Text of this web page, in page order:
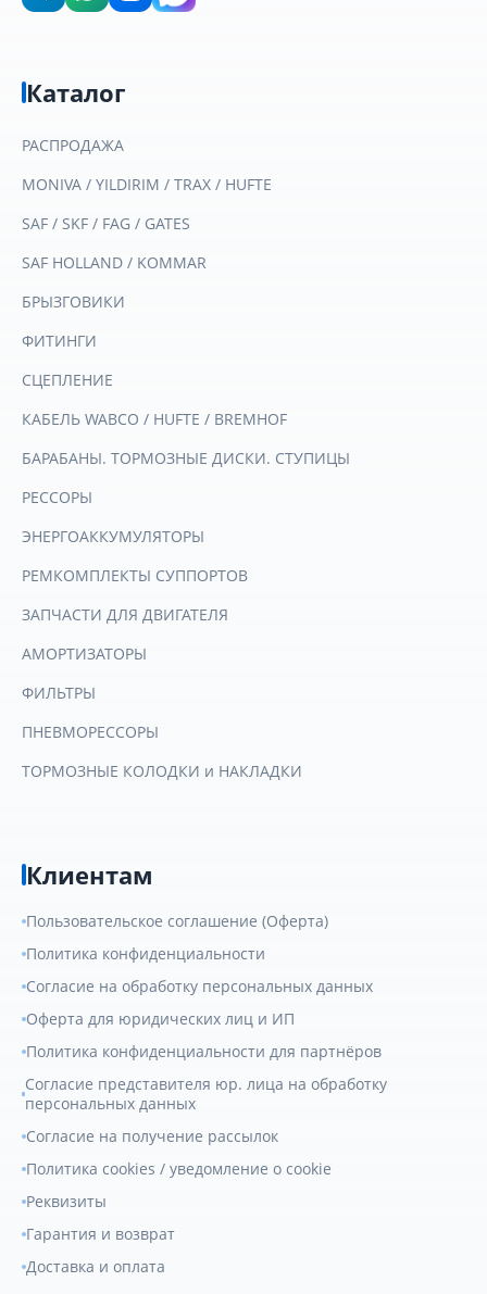
Каталог
РАСПРОДАЖА
MONIVA / YILDIRIM / TRAX / HUFTE
SAF / SKF / FAG / GATES
SAF HOLLAND / KOMMAR
БРЫЗГОВИКИ
ФИТИНГИ
СЦЕПЛЕНИЕ
КАБЕЛЬ WABCO / HUFTE / BREMHOF
БАРАБАНЫ. ТОРМОЗНЫЕ ДИСКИ. СТУПИЦЫ
РЕССОРЫ
ЭНЕРГОАККУМУЛЯТОРЫ
РЕМКОМПЛЕКТЫ СУППОРТОВ
ЗАПЧАСТИ ДЛЯ ДВИГАТЕЛЯ
АМОРТИЗАТОРЫ
ФИЛЬТРЫ
ПНЕВМОРЕССОРЫ
ТОРМОЗНЫЕ КОЛОДКИ и НАКЛАДКИ
Клиентам
Пользовательское соглашение (Оферта)
Политика конфиденциальности
Согласие на обработку персональных данных
Оферта для юридических лиц и ИП
Политика конфиденциальности для партнёров
Согласие представителя юр. лица на обработку
персональных данных
Согласие на получение рассылок
Политика cookies / уведомление о cookie
Реквизиты
Гарантия и возврат
Доставка и оплата